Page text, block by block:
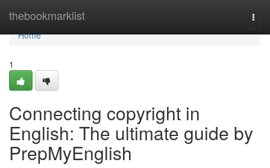
thebookmarklist
Home
Home
1
Connecting copyright in
English: The ultimate guide by
PrepMyEnglish